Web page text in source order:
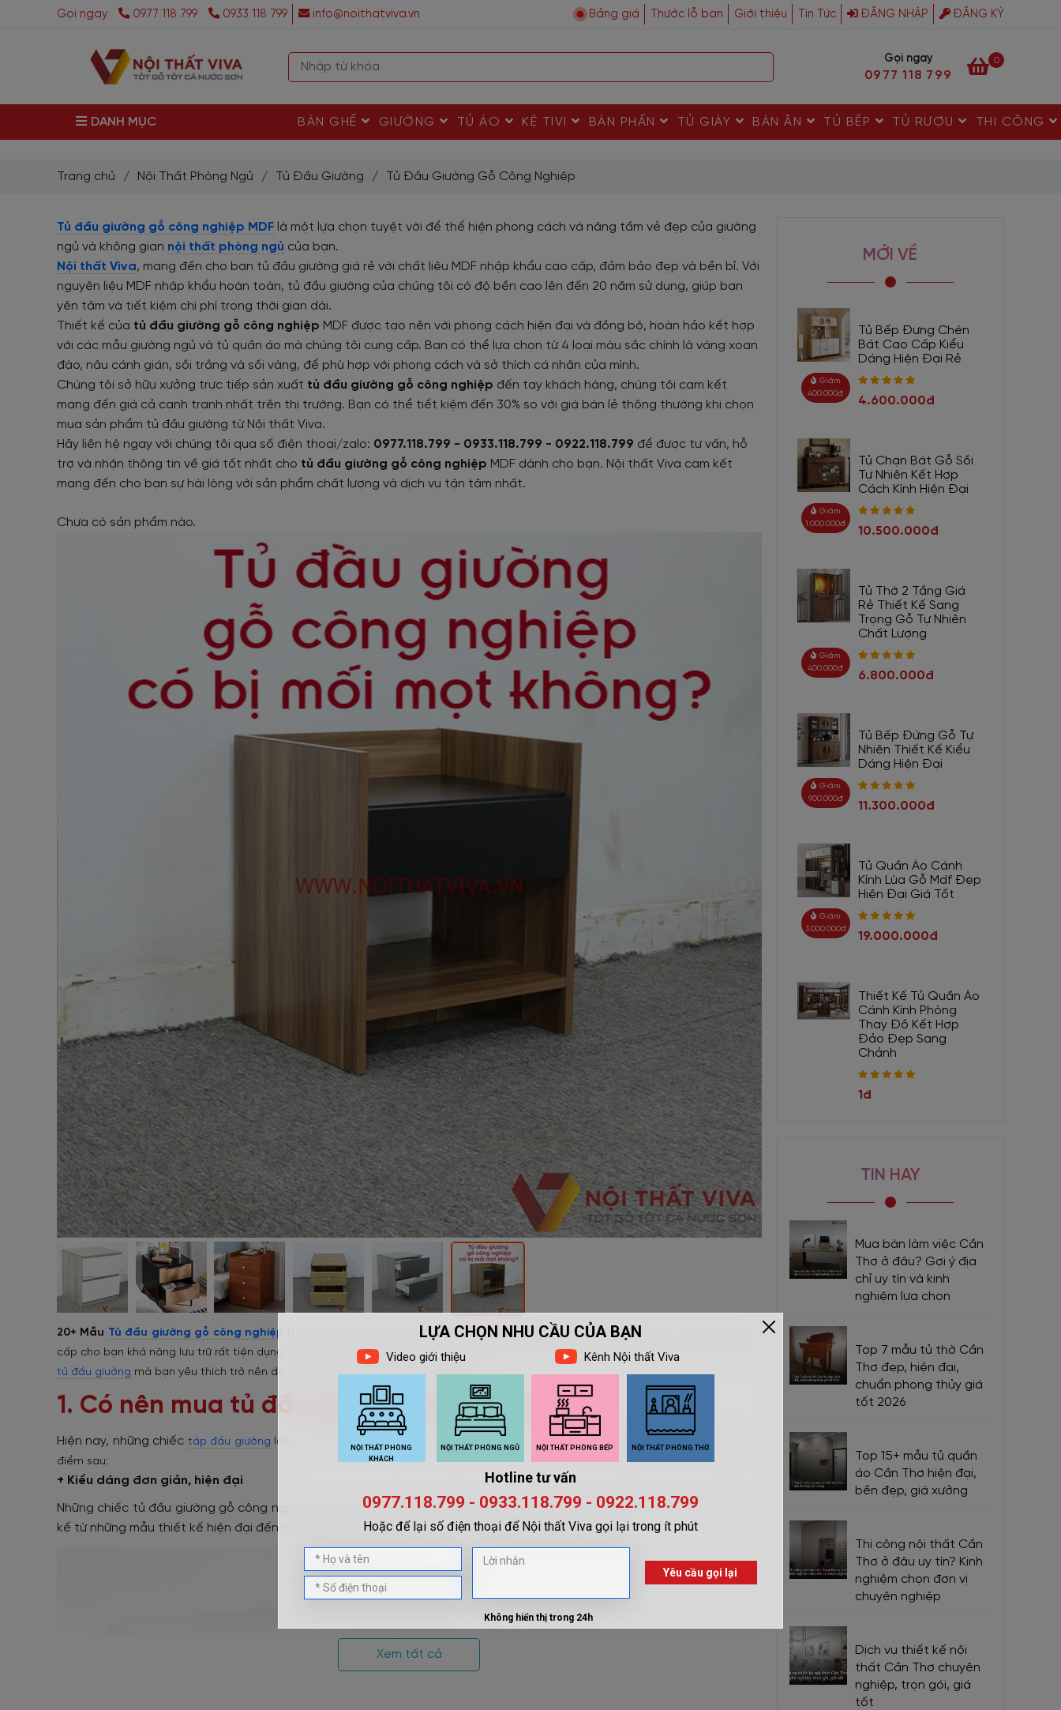
Gọi ngay 0977 118 799 0933 118 799 info@noithatviva.vn Bảng giá Thước lỗ ban Giới thiệu Tin Tức ĐĂNG NHẬP ĐĂNG KÝ
Gọi ngay
0977 118 799
0
DANH MỤC BÀN GHẾ GIƯỜNG TỦ ÁO KỆ TIVI BÀN PHẤN TỦ GIÀY BÀN ĂN TỦ BẾP TỦ RƯỢU THI CÔNG
Trang chủ / Nội Thất Phòng Ngủ / Tủ Đầu Giường / Tủ Đầu Giường Gỗ Công Nghiệp
Tủ đầu giường gỗ công nghiệp MDF là một lựa chọn tuyệt vời để thể hiện phong cách và nâng tầm vẻ đẹp của giường
ngủ và không gian nội thất phòng ngủ của bạn.
Nội thất Viva, mang đến cho bạn tủ đầu giường giá rẻ với chất liệu MDF nhập khẩu cao cấp, đảm bảo đẹp và bền bỉ. Với
nguyên liệu MDF nhập khẩu hoàn toàn, tủ đầu giường của chúng tôi có độ bền cao lên đến 20 năm sử dụng, giúp bạn
yên tâm và tiết kiệm chi phí trong thời gian dài.
Thiết kế của tủ đầu giường gỗ công nghiệp MDF được tạo nên với phong cách hiện đại và đồng bộ, hoàn hảo kết hợp
với các mẫu giường ngủ và tủ quần áo mà chúng tôi cung cấp. Bạn có thể lựa chọn từ 4 loại màu sắc chính là vàng xoan
đào, nâu cánh gián, sồi trắng và sồi vàng, để phù hợp với phong cách và sở thích cá nhân của mình.
Chúng tôi sở hữu xưởng trực tiếp sản xuất tủ đầu giường gỗ công nghiệp đến tay khách hàng, chúng tôi cam kết
mang đến giá cả cạnh tranh nhất trên thị trường. Bạn có thể tiết kiệm đến 30% so với giá bán lẻ thông thường khi chọn
mua sản phẩm tủ đầu giường từ Nội thất Viva.
Hãy liên hệ ngay với chúng tôi qua số điện thoại/zalo: 0977.118.799 - 0933.118.799 - 0922.118.799 để được tư vấn, hỗ
trợ và nhận thông tin về giá tốt nhất cho tủ đầu giường gỗ công nghiệp MDF dành cho bạn. Nội thất Viva cam kết
mang đến cho bạn sự hài lòng với sản phẩm chất lượng và dịch vụ tận tâm nhất.
Chưa có sản phẩm nào.
20+ Mẫu Tủ đầu giường gỗ công nghiệp thông minh, đẹp, hiện đại giá rẻ mang đếnphòng ngủcái nhìn đẹp mắt. Đồng thời cung
cấp cho bạn khả năng lưu trữ rất tiện dụng. Với vô số tùy chọn về độ hoàn thiện và tính năng, bạn sẽ thấy việc mua sắm những chiếc
tủ đầu giường mà bạn yêu thích trở nên dễ dàng hơn bao giờ hết tại Nội thất Viva.
1. Có nên mua tủ đầu giường gỗ công nghiệp?
Hiện nay, những chiếc táp đầu giường làm từ chất liệu gỗ công nghiệp đang ngày càng được khách hàng ưa chuộng bởi nhiều ưu
điểm sau:
+ Kiểu dáng đơn giản, hiện đại
Những chiếc tủ đầu giường gỗ công nghiệp thường có đa dạng về hình dáng và mẫu mã. Có rất đa dạng các mẫu thiết
kế từ những mẫu thiết kế hiện đại đến những mẫu tủ cạnh giường tân cổ điển làm từ chất liệu này.
Xem tất cả
MỚI VỀ
Giảm
400.000đ
Tủ Bếp Đựng Chén
Bát Cao Cấp Kiểu
Dáng Hiện Đại Rẻ
4.600.000đ
Giảm
1.000.000đ
Tủ Chạn Bát Gỗ Sồi
Tự Nhiên Kết Hợp
Cách Kính Hiện Đại
10.500.000đ
Giảm
400.000đ
Tủ Thờ 2 Tầng Giá
Rẻ Thiết Kế Sang
Trọng Gỗ Tự Nhiên
Chất Lượng
6.800.000đ
Giảm
900.000đ
Tủ Bếp Đứng Gỗ Tự
Nhiên Thiết Kế Kiểu
Dáng Hiện Đại
11.300.000đ
Giảm
3.000.000đ
Tủ Quần Áo Cánh
Kính Lùa Gỗ Mdf Đẹp
Hiện Đại Giá Tốt
19.000.000đ
Thiết Kế Tủ Quần Áo
Cánh Kính Phòng
Thay Đồ Kết Hợp
Đảo Đẹp Sang
Chảnh
1đ
TIN HAY
Mua bàn làm việc Cần
Thơ ở đâu? Gợi ý địa
chỉ uy tín và kinh
nghiệm lựa chọn
Top 7 mẫu tủ thờ Cần
Thơ đẹp, hiện đại,
chuẩn phong thủy giá
tốt 2026
Top 15+ mẫu tủ quần
áo Cần Thơ hiện đại,
bền đẹp, giá xưởng
Thi công nội thất Cần
Thơ ở đâu uy tín? Kinh
nghiệm chọn đơn vị
chuyên nghiệp
Dịch vụ thiết kế nội
thất Cần Thơ chuyên
nghiệp, trọn gói, giá
tốt